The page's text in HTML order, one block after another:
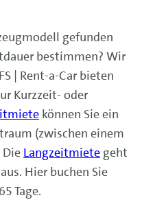
gefunden
bestimmen? Wir
| Rent-a-Car bieten
Kurzzeit- oder
können Sie ein
(zwischen einem
Langzeitmiete geht
Hier buchen Sie
Tage.